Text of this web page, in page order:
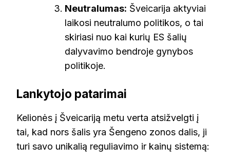
Neutralumas: Šveicarija aktyviai
laikosi neutralumo politikos, o tai
skiriasi nuo kai kurių ES šalių
dalyvavimo bendroje gynybos
politikoje.
Lankytojo patarimai
Kelionės į Šveicariją metu verta atsižvelgti į
tai, kad nors šalis yra Šengeno zonos dalis, ji
turi savo unikalią reguliavimo ir kainų sistemą: